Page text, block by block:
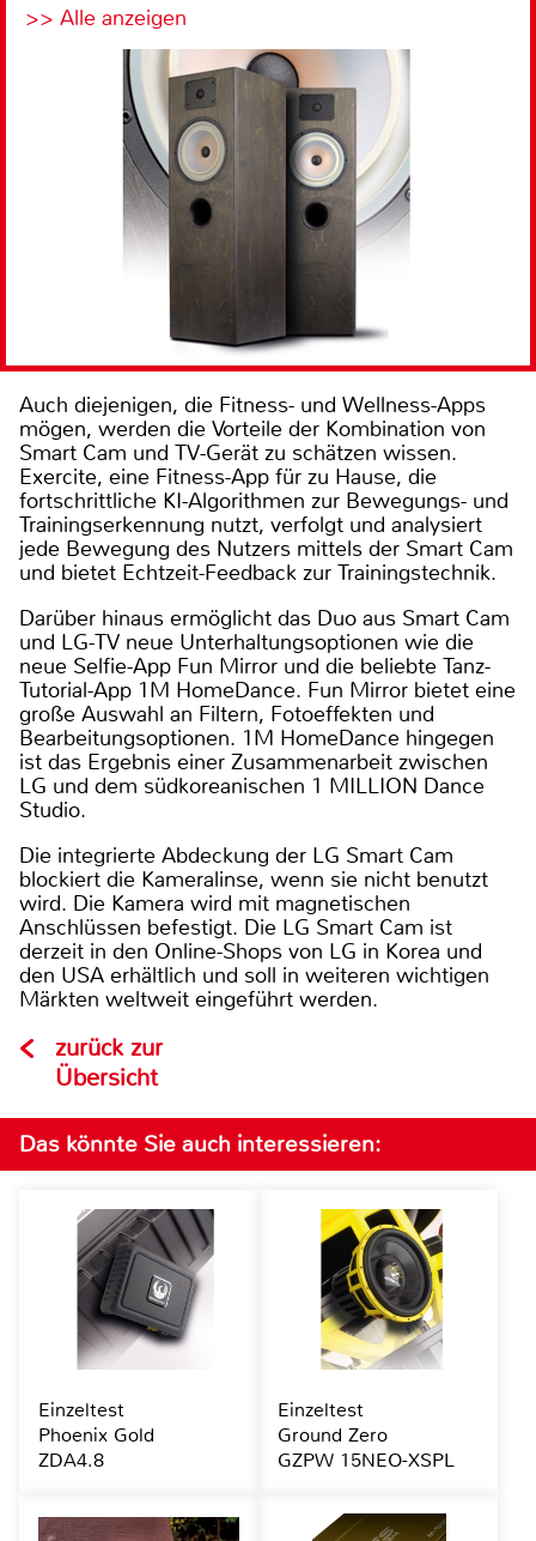
>> Alle anzeigen
Auch diejenigen, die Fitness- und Wellness-Apps
mögen, werden die Vorteile der Kombination von
Smart Cam und TV-Gerät zu schätzen wissen.
Exercite, eine Fitness-App für zu Hause, die
fortschrittliche KI-Algorithmen zur Bewegungs- und
Trainingserkennung nutzt, verfolgt und analysiert
jede Bewegung des Nutzers mittels der Smart Cam
und bietet Echtzeit-Feedback zur Trainingstechnik.
Darüber hinaus ermöglicht das Duo aus Smart Cam
und LG-TV neue Unterhaltungsoptionen wie die
neue Selfie-App Fun Mirror und die beliebte Tanz-
Tutorial-App 1M HomeDance. Fun Mirror bietet eine
große Auswahl an Filtern, Fotoeffekten und
Bearbeitungsoptionen. 1M HomeDance hingegen
ist das Ergebnis einer Zusammenarbeit zwischen
LG und dem südkoreanischen 1 MILLION Dance
Studio.
Die integrierte Abdeckung der LG Smart Cam
blockiert die Kameralinse, wenn sie nicht benutzt
wird. Die Kamera wird mit magnetischen
Anschlüssen befestigt. Die LG Smart Cam ist
derzeit in den Online-Shops von LG in Korea und
den USA erhältlich und soll in weiteren wichtigen
Märkten weltweit eingeführt werden.
zurück zur
Übersicht
Das könnte Sie auch interessieren:
Einzeltest
Phoenix Gold
ZDA4.8
Einzeltest
Ground Zero
GZPW 15NEO-XSPL